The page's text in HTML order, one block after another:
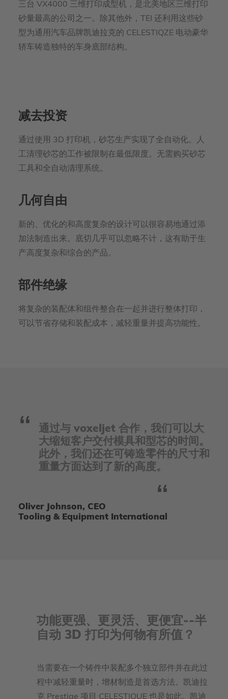
三台 VX4000 三维打印成型机，是北美地区三维打印
砂量最高的公司之一。除其他外，TEI 还利用这些砂
型为通用汽车品牌凯迪拉克的 CELESTIQZE 电动豪华
轿车铸造独特的车身底部结构。
减去投资
通过使用 3D 打印机，砂芯生产实现了全自动化。人
工清理砂芯的工作被限制在最低限度。无需购买砂芯
工具和全自动清理系统。
几何自由
新的、优化的和高度复杂的设计可以很容易地通过添
加法制造出来。底切几乎可以忽略不计，这有助于生
产高度复杂和综合的产品。
部件绝缘
将复杂的装配体和组件整合在一起并进行整体打印，
可以节省存储和装配成本，减轻重量并提高功能性。
通过与 voxeljet 合作，我们可以大
大缩短客户交付模具和型芯的时间。
此外，我们还在可铸造零件的尺寸和
重量方面达到了新的高度。
Oliver Johnson, CEO
Tooling & Equipment International
功能更强、更灵活、更便宜--半
自动 3D 打印为何物有所值？
当需要在一个铸件中装配多个独立部件并在此过
程中减轻重量时，增材制造是首选方法。凯迪拉
克 Prestige 项目 CELESTIQUE 也是如此。凯迪